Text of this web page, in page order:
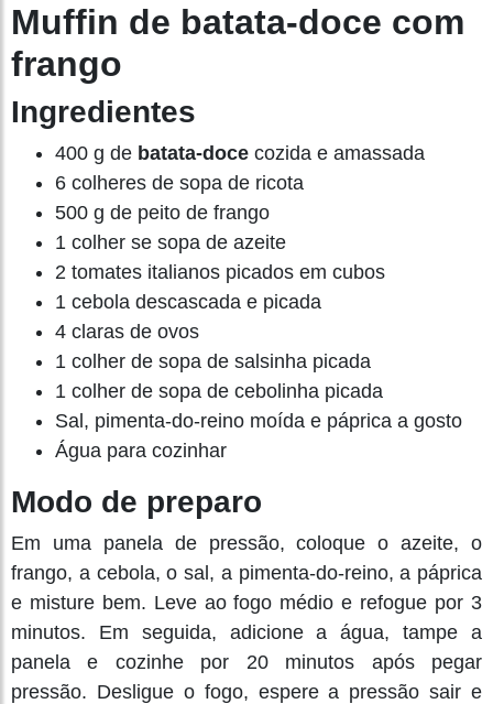
Muffin de batata-doce com
frango
Ingredientes
400 g de batata-doce cozida e amassada
6 colheres de sopa de ricota
500 g de peito de frango
1 colher se sopa de azeite
2 tomates italianos picados em cubos
1 cebola descascada e picada
4 claras de ovos
1 colher de sopa de salsinha picada
1 colher de sopa de cebolinha picada
Sal, pimenta-do-reino moída e páprica a gosto
Água para cozinhar
Modo de preparo
Em uma panela de pressão, coloque o azeite, o
frango, a cebola, o sal, a pimenta-do-reino, a páprica
e misture bem. Leve ao fogo médio e refogue por 3
minutos. Em seguida, adicione a água, tampe a
panela e cozinhe por 20 minutos após pegar
pressão. Desligue o fogo, espere a pressão sair e